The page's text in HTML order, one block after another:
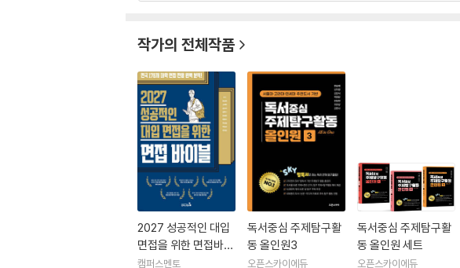
* 환경과 녹색성장 성취기준 개발
* 교육부&KB은행 ‘진로 영상 제작’
* 청소년 진로, 직업 온라인 교육 콘텐츠 제작
* 전> 한국교원연수원 고교학점제 강사
* 전>경기도 진로진학상담교사협의회 부회장
* UN 청소년 환경 총회 자문위원
작가의 전체작품
2027 성공적인 대입
면접을 위한 면접바이
블
캠퍼스멘토
독서중심 주제탐구활
동 올인원3
오픈스카이에듀
독서중심 주제탐구활
동 올인원 세트
오픈스카이에듀